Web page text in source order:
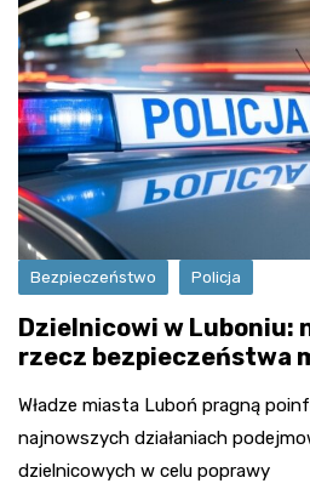
Bezpieczeństwo Policja
Dzielnicowi w Luboniu:
rzecz bezpieczeństwa
Władze miasta Luboń pragną
najnowszych działaniach
dzielnicowych w celu poprawy